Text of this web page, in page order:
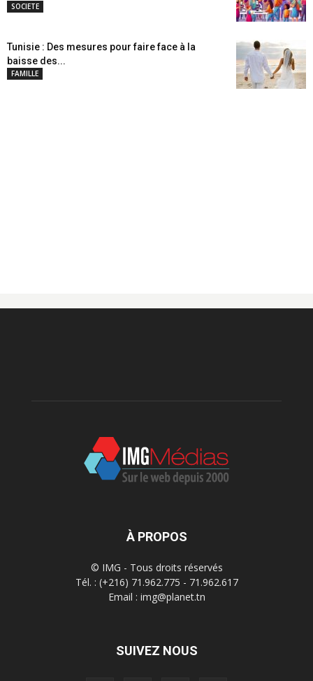
SOCIETE
Tunisie : Des mesures pour faire face à la
baisse des...
FAMILLE
À PROPOS
© IMG - Tous droits réservés
Tél. : (+216) 71.962.775 - 71.962.617
Email : img@planet.tn
SUIVEZ NOUS